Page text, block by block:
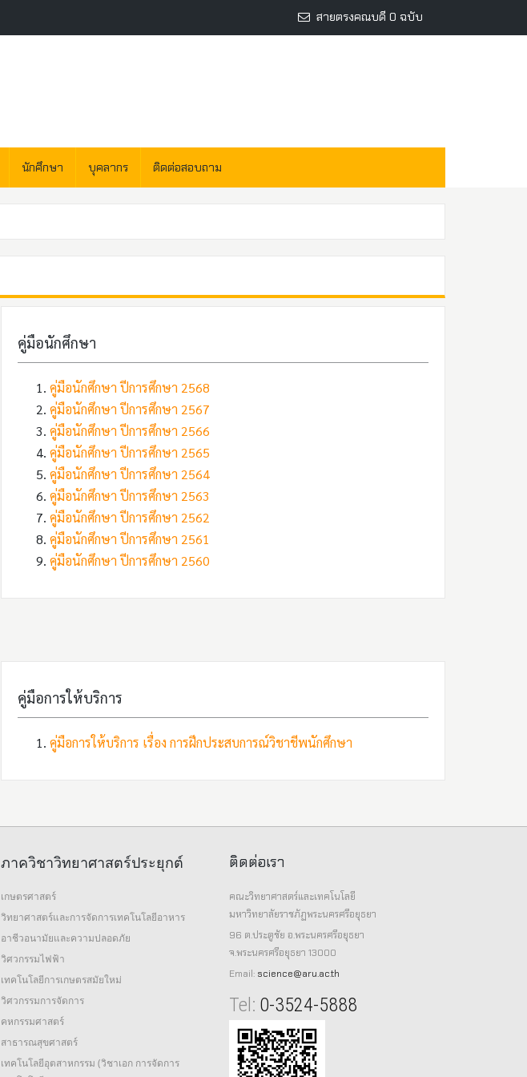
สายตรงคณบดี 0 ฉบับ
นักศึกษา บุคลากร ติดต่อสอบถาม
คู่มือนักศึกษา
คู่มือนักศึกษา ปีการศึกษา 2568
คู่มือนักศึกษา ปีการศึกษา 2567
คู่มือนักศึกษา ปีการศึกษา 2566
คู่มือนักศึกษา ปีการศึกษา 2565
คู่มือนักศึกษา ปีการศึกษา 2564
คู่มือนักศึกษา ปีการศึกษา 2563
คู่มือนักศึกษา ปีการศึกษา 2562
คู่มือนักศึกษา ปีการศึกษา 2561
คู่มือนักศึกษา ปีการศึกษา 2560
คู่มือการให้บริการ
คู่มือการให้บริการ เรื่อง การฝึกประสบการณ์วิชาชีพนักศึกษา
ภาควิชาวิทยาศาสตร์ประยุกต์
เกษตรศาสตร์
วิทยาศาสตร์และการจัดการเทคโนโลยีอาหาร
อาชีวอนามัยและความปลอดภัย
วิศวกรรมไฟฟ้า
เทคโนโลยีการเกษตรสมัยใหม่
วิศวกรรมการจัดการ
คหกรรมศาสตร์
สาธารณสุขศาสตร์
เทคโนโลยีอุตสาหกรรม (วิชาเอก การจัดการ
ติดต่อเรา
คณะวิทยาศาสตร์และเทคโนโลยี
มหาวิทยาลัยราชภัฏพระนครศรีอยุธยา
96 ต.ประตูชัย อ.พระนครศรีอยุธยา
จ.พระนครศรีอยุธยา 13000
Email: science@aru.ac.th
Tel: 0-3524-5888